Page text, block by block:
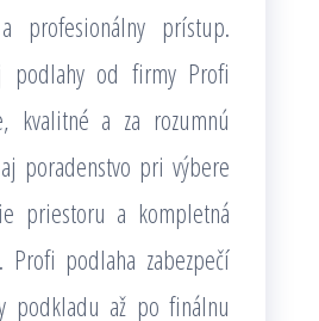
profesionálny prístup.
podlahy od firmy Profi
kvalitné a za rozumnú
poradenstvo pri výbere
priestoru a kompletná
Profi podlaha zabezpečí
podkladu až po finálnu